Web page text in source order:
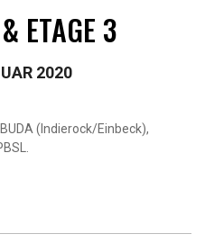
ETAGE 3
2020
(Indierock/Einbeck),